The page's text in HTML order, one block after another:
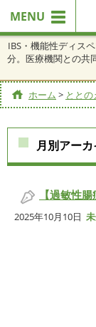
MENU
IBS・機能性ディス
分。医療機関との共
ホーム > とと
月別アー
【過敏性
2025年10月10日